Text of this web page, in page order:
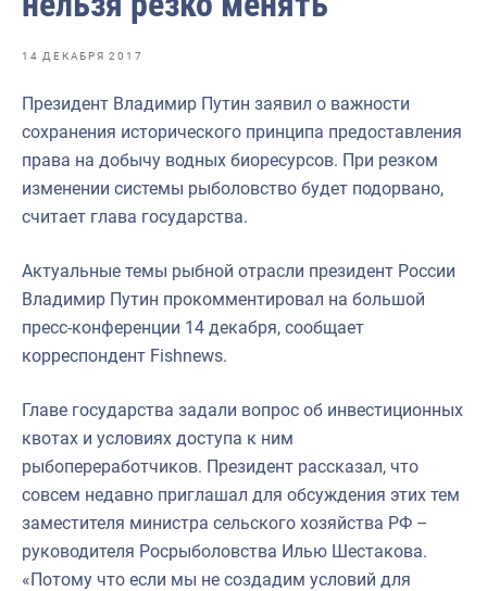
Отраслевые СМИ
Выставки и конференции
Научно-практическая литература
Рыбоохрана России
Инфографика
Большая африканская экспедиция
Укрепление духовно-нравственных ценностей
14 ДЕКАБРЯ 2017
Президент Владимир Путин заявил о важности
сохранения исторического принципа предоставления
права на добычу водных биоресурсов. При резком
изменении системы рыболовство будет подорвано,
считает глава государства.
Актуальные темы рыбной отрасли президент России
Владимир Путин прокомментировал на большой
пресс-конференции 14 декабря, сообщает
корреспондент Fishnews.
Главе государства задали вопрос об инвестиционных
квотах и условиях доступа к ним
рыбопереработчиков. Президент рассказал, что
совсем недавно приглашал для обсуждения этих тем
заместителя министра сельского хозяйства РФ –
руководителя Росрыболовства Илью Шестакова.
«Потому что если мы не создадим условий для